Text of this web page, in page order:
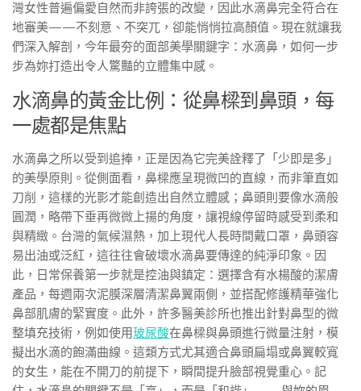
灣女性普遍偏愛自然而非誇張的改變，因此水滴鼻完全符合在
地審美——不刻意、不突兀，卻能悄悄拉高顏值。現在就讓我
們深入解剖，今年最夯的面部美學關鍵字：水滴鼻，如何一步
步為妳打造出令人驚豔的立體集中感。
水滴鼻的黃金比例：從鼻樑到鼻頭，每
一處都是焦點
水滴鼻之所以受到追捧，正是因為它完美詮釋了「少即是多」
的美學原則。從側面看，鼻樑應呈現微凹的直線，而非筆直如
刀削，這樣的光影才能創造出自然立體感；鼻頭則要像水滴般
圓潤，略帶下垂再微微上揚的角度，讓視線停留時感受到柔和
與精緻。台灣的氣候濕熱，加上現代人長時間戴口罩，鼻頭容
易出油或泛紅，這往往會破壞水滴鼻要傳達的純淨印象。因
此，日常保養第一步就是控油與鎮定：選擇含有水楊酸的潔膚
產品，每週兩次泥膜深層清潔鼻翼兩側，並搭配修護精華強化
鼻部肌膚的緊實度。此外，許多醫美診所也推出針對鼻型的微
整填充技術，例如使用玻尿酸在鼻樑與鼻頭進行微量注射，模
擬出水滴的飽滿曲線。這類方式尤其適合鼻頭扁塌或鼻翼較寬
的女生，能在不開刀的前提下，瞬間提升臉部視覺重心。記